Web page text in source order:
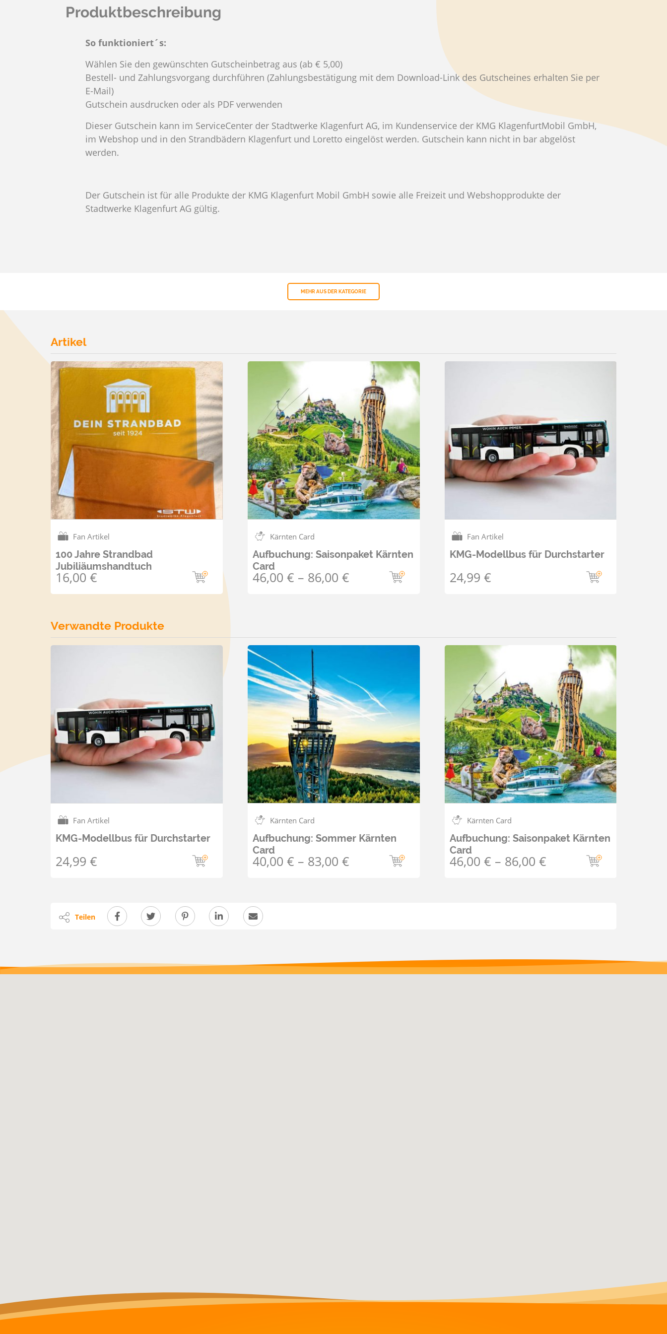
Produktbeschreibung
So funktioniert´s:
Wählen Sie den gewünschten Gutscheinbetrag aus (ab € 5,00)
Bestell- und Zahlungsvorgang durchführen (Zahlungsbestätigung mit dem Download-Link des Gutscheines erhalten Sie per
E-Mail)
Gutschein ausdrucken oder als PDF verwenden
Dieser Gutschein kann im ServiceCenter der Stadtwerke Klagenfurt AG, im Kundenservice der KMG KlagenfurtMobil GmbH,
im Webshop und in den Strandbädern Klagenfurt und Loretto eingelöst werden. Gutschein kann nicht in bar abgelöst
werden.
Der Gutschein ist für alle Produkte der KMG Klagenfurt Mobil GmbH sowie alle Freizeit und Webshopprodukte der
Stadtwerke Klagenfurt AG gültig.
MEHR AUS DER KATEGORIE
Artikel
Fan Artikel
100 Jahre Strandbad
Jubiliäumshandtuch
16,00 €
Kärnten Card
Aufbuchung: Saisonpaket Kärnten
Card
46,00 € – 86,00 €
Fan Artikel
KMG-Modellbus für Durchstarter
24,99 €
Verwandte Produkte
Fan Artikel
KMG-Modellbus für Durchstarter
24,99 €
Kärnten Card
Aufbuchung: Sommer Kärnten
Card
40,00 € – 83,00 €
Kärnten Card
Aufbuchung: Saisonpaket Kärnten
Card
46,00 € – 86,00 €
Teilen